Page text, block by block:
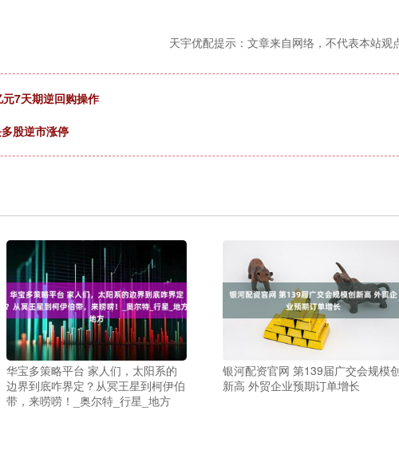
天宇优配提示：文章来自网络，不代表本站观
7天期逆回购操作
股逆市涨停
华宝多策略平台 家人们，太阳系的
边界到底咋界定？从冥王星到柯伊伯
带，来唠唠！_奥尔特_行星_地方
银河配资官网 第139届广交会规模
新高 外贸企业预期订单增长